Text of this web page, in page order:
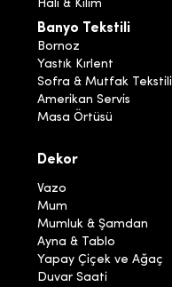
Halı & Kilim
Banyo Tekstili
Bornoz
Yastık Kırlent
Sofra & Mutfak Tekstili
Amerikan Servis
Masa Örtüsü
Dekor
Vazo
Mum
Mumluk & Şamdan
Ayna & Tablo
Yapay Çiçek ve Ağaç
Duvar Saati